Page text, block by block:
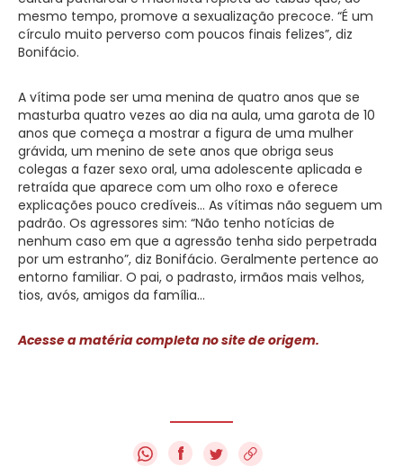
mesmo tempo, promove a sexualização precoce. “É um
círculo muito perverso com poucos finais felizes”, diz
Bonifácio.
A vítima pode ser uma menina de quatro anos que se
masturba quatro vezes ao dia na aula, uma garota de 10
anos que começa a mostrar a figura de uma mulher
grávida, um menino de sete anos que obriga seus
colegas a fazer sexo oral, uma adolescente aplicada e
retraída que aparece com um olho roxo e oferece
explicações pouco credíveis… As vítimas não seguem um
padrão. Os agressores sim: “Não tenho notícias de
nenhum caso em que a agressão tenha sido perpetrada
por um estranho”, diz Bonifácio. Geralmente pertence ao
entorno familiar. O pai, o padrasto, irmãos mais velhos,
tios, avós, amigos da família…
Acesse a matéria completa no site de origem.
f